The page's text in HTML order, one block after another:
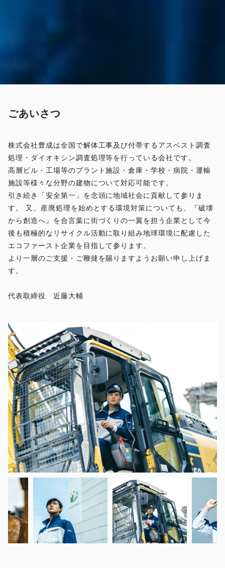
ごあいさつ
株式会社豊成は全国で解体工事及び付帯するアスベスト調査
処理・ダイオキシン調査処理等を行っている会社です。
高層ビル・工場等のプラント施設・倉庫・学校・病院・運輸
施設等様々な分野の建物について対応可能です。
引き続き「安全第一」を念頭に地域社会に貢献して参りま
す。 又、産廃処理を始めとする環境対策についても、『破壊
から創造へ』を合言葉に街づくりの一翼を担う企業として今
後も積極的なリサイクル活動に取り組み地球環境に配慮した
エコファースト企業を目指して参ります。
より一層のご支援・ご鞭撻を賜りますようお願い申し上げま
す。
代表取締役 近藤大輔